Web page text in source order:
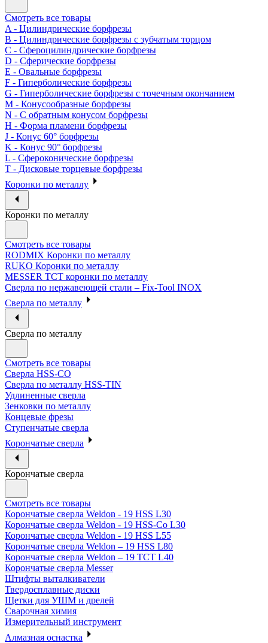
Смотреть все товары
A - Цилиндрические борфрезы
B - Цилиндрические борфрезы с зубчатым торцом
C - Сфероцилиндрические борфрезы
D - Сферические борфрезы
E - Овальные борфрезы
F - Гиперболические борфрезы
G - Гиперболические борфрезы с точечным окончанием
M - Конусообразные борфрезы
N - С обратным конусом борфрезы
H - Форма пламени борфрезы
J - Конус 60° борфрезы
K - Конус 90° борфрезы
L - Сфероконические борфрезы
T - Дисковые торцевые борфрезы
Коронки по металлу
Коронки по металлу
Смотреть все товары
RODMIX Коронки по металлу
RUKO Коронки по металлу
MESSER ТСТ коронки по металлу
Сверла по нержавеющей стали – Fix-Tool INOX
Сверла по металлу
Сверла по металлу
Смотреть все товары
Сверла HSS-CO
Сверла по металлу HSS-TIN
Удлиненные сверла
Зенковки по металлу
Концевые фрезы
Ступенчатые сверла
Корончатые сверла
Корончатые сверла
Смотреть все товары
Корончатые сверла Weldon - 19 HSS L30
Корончатые сверла Weldon - 19 HSS-Co L30
Корончатые сверла Weldon - 19 HSS L55
Корончатые сверла Weldon – 19 HSS L80
Корончатые сверла Weldon – 19 TCT L40
Корончатые сверла Messer
Штифты выталкиватели
Твердосплавные диски
Щетки для УШМ и дрелей
Сварочная химия
Измерительный инструмент
Алмазная оснастка